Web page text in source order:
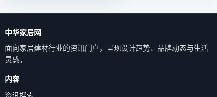
中华家居网
面向家居建材行业的资讯门户，呈现设计趋势、品牌动态与生活
灵感。
内容
资讯搜索